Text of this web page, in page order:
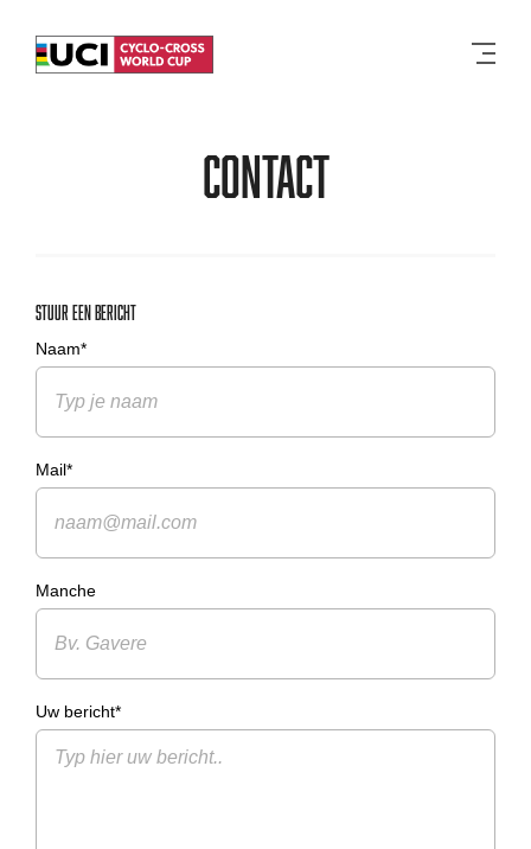
Contact
Stuur een bericht
Naam*
Mail*
Manche
Uw bericht*